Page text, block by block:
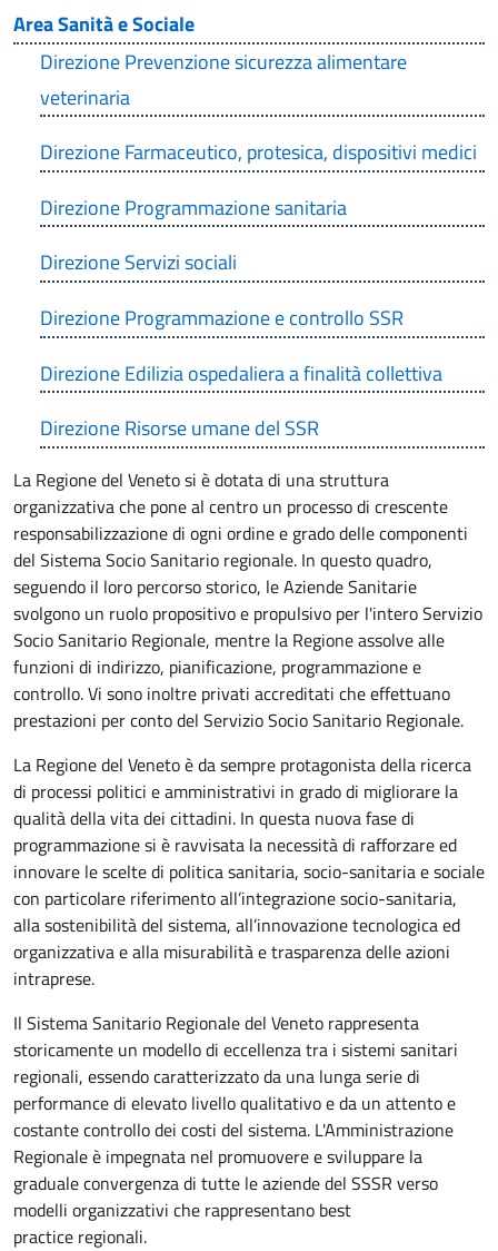
Area Sanità e Sociale
Direzione Prevenzione sicurezza alimentare
veterinaria
Direzione Farmaceutico, protesica, dispositivi medici
Direzione Programmazione sanitaria
Direzione Servizi sociali
Direzione Programmazione e controllo SSR
Direzione Edilizia ospedaliera a finalità collettiva
Direzione Risorse umane del SSR
La Regione del Veneto si è dotata di una struttura
organizzativa che pone al centro un processo di crescente
responsabilizzazione di ogni ordine e grado delle componenti
del Sistema Socio Sanitario regionale. In questo quadro,
seguendo il loro percorso storico, le Aziende Sanitarie
svolgono un ruolo propositivo e propulsivo per l'intero Servizio
Socio Sanitario Regionale, mentre la Regione assolve alle
funzioni di indirizzo, pianificazione, programmazione e
controllo. Vi sono inoltre privati accreditati che effettuano
prestazioni per conto del Servizio Socio Sanitario Regionale.
La Regione del Veneto è da sempre protagonista della ricerca
di processi politici e amministrativi in grado di migliorare la
qualità della vita dei cittadini. In questa nuova fase di
programmazione si è ravvisata la necessità di rafforzare ed
innovare le scelte di politica sanitaria, socio-sanitaria e sociale
con particolare riferimento all’integrazione socio-sanitaria,
alla sostenibilità del sistema, all’innovazione tecnologica ed
organizzativa e alla misurabilità e trasparenza delle azioni
intraprese.
Il Sistema Sanitario Regionale del Veneto rappresenta
storicamente un modello di eccellenza tra i sistemi sanitari
regionali, essendo caratterizzato da una lunga serie di
performance di elevato livello qualitativo e da un attento e
costante controllo dei costi del sistema. L'Amministrazione
Regionale è impegnata nel promuovere e sviluppare la
graduale convergenza di tutte le aziende del SSSR verso
modelli organizzativi che rappresentano best
practice regionali.